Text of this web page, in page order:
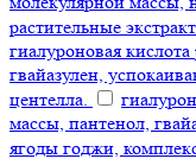
растительные
гиалуроновая
гвайазулен,
центелла.
массы, пантенол,
ягоды годжи,